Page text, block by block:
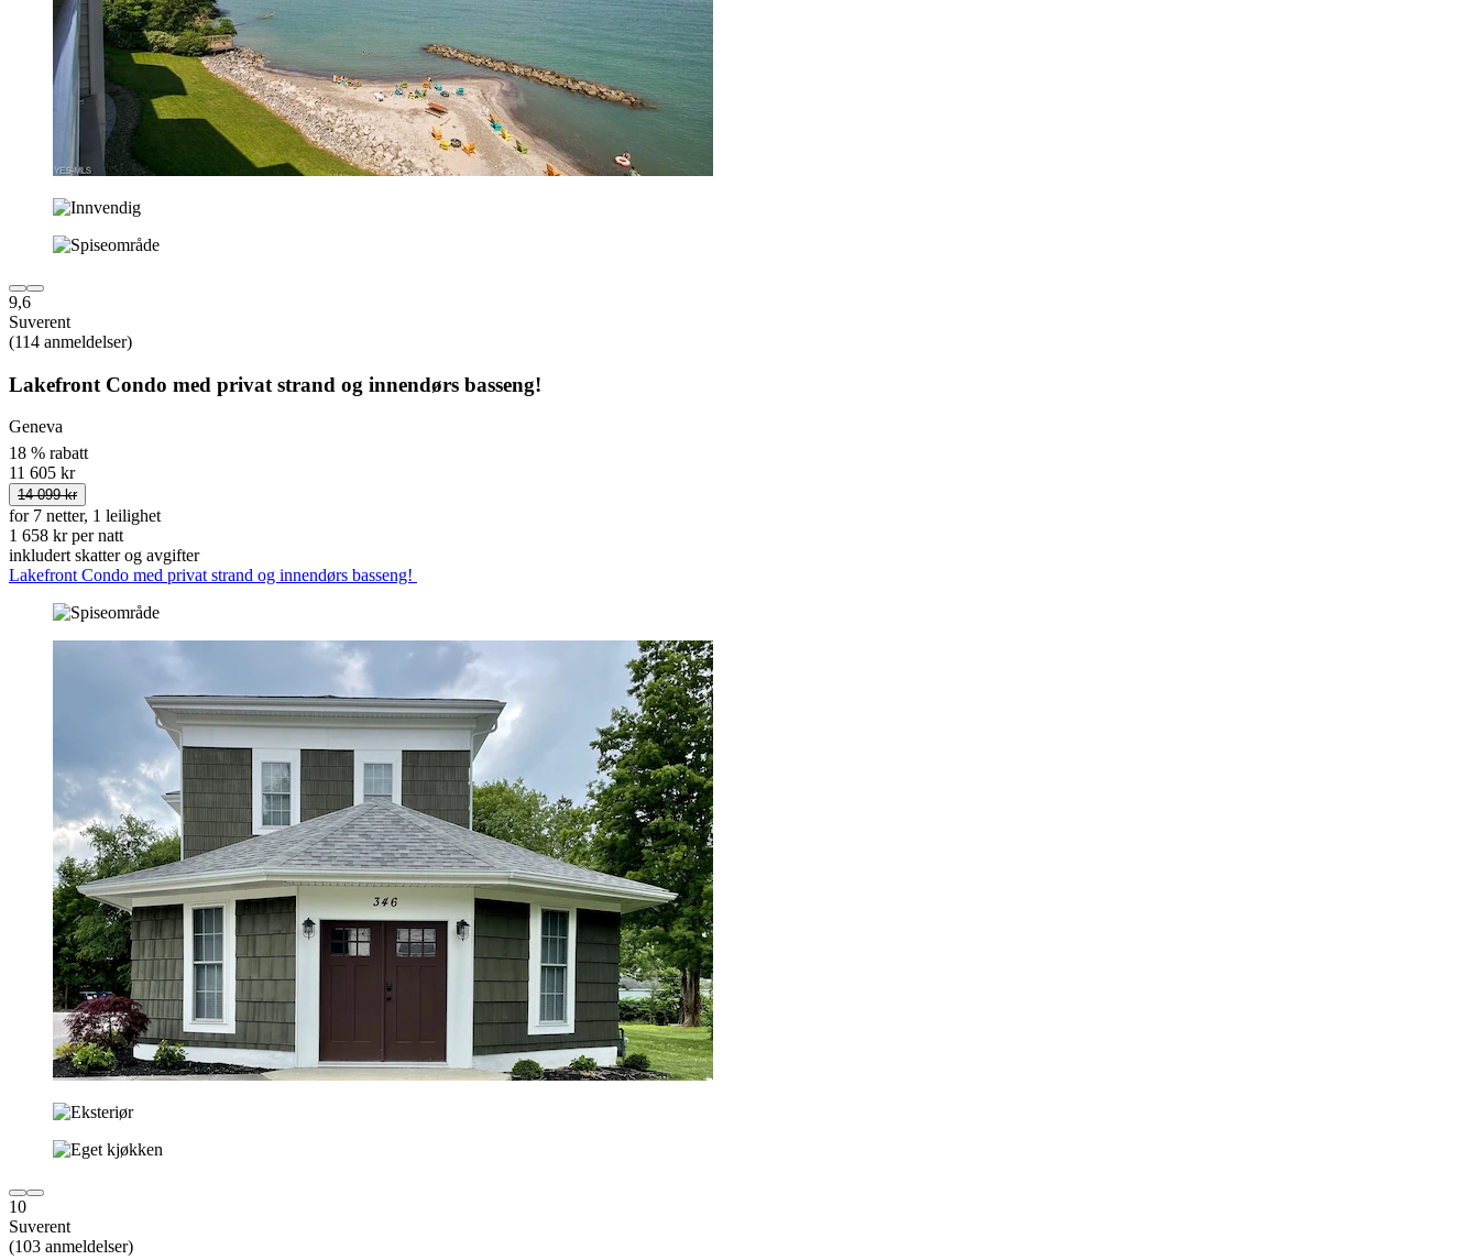
9,6
Suverent
(114 anmeldelser)
Lakefront Condo med privat strand og innendørs basseng!
Geneva
18 % rabatt
11 605 kr
14 099 kr
for 7 netter, 1 leilighet
1 658 kr per natt
inkludert skatter og avgifter
Lakefront Condo med privat strand og innendørs basseng!
10
Suverent
(103 anmeldelser)